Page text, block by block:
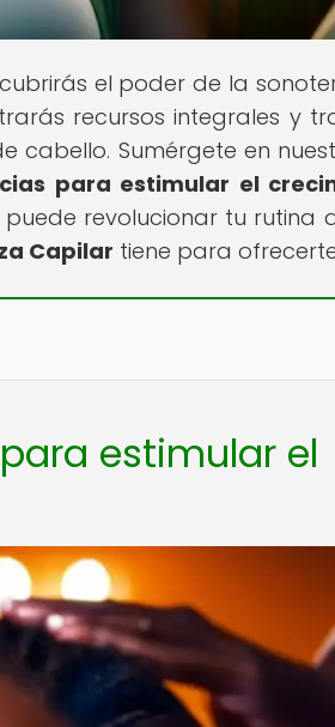
el poder de la
recursos integrales y
Sumérgete en
para estimular el
revolucionar tu rutina
Capilar tiene para
estimular el